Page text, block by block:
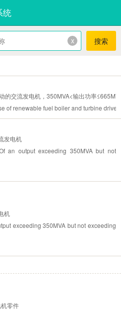
统
x 搜索
的交流发电机，350MVA<输出功率
of renewable fuel boiler and turbine
发电机
an output exceeding 350MVA but not
机
exceeding 350MVA but not exceeding
零件